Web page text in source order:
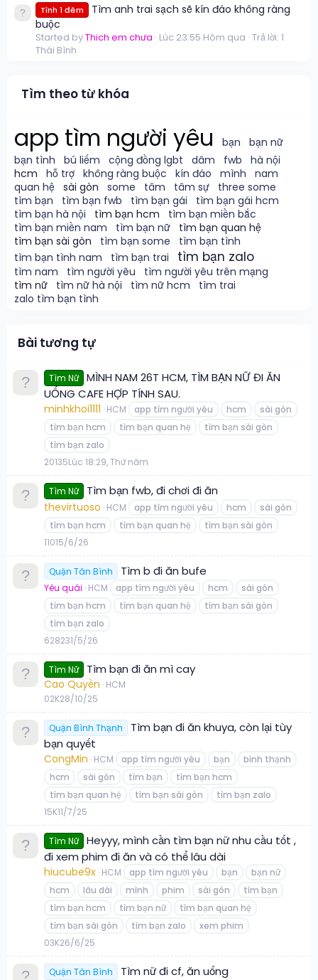
Tình 1 đêm
Tìm anh trai sạch sẽ kín đáo không ràng
buộc
Started byThich em chưa Lúc 23:55 Hôm qua Trả lời: 1
Thái Bình
Tìm theo từ khóa
app tìm người yêu bạn
bạn nữ
bạn tình
bú liếm cộng đồng lgbt dâm fwb
hà nội
hcm
hỗ trợ không ràng buộc kín đáo mình
nam
quan hệ sài gòn some tâm tâm sự
three some
tìm bạn
tìm bạn fwb tìm bạn gái
tìm bạn gái hcm
tìm bạn hà nội
tìm bạn hcm
tìm bạn miền bắc
tìm bạn miền nam
tìm bạn nữ
tìm bạn quan hệ
tìm bạn sài gòn
tìm bạn some
tìm bạn tình
tìm bạn tình nam
tìm bạn trai tìm bạn zalo
tìm nam tìm người yêu
tìm người yêu trên mạng
tìm nữ
tìm nữ hà nội tìm nữ hcm
tìm trai
zalo tìm bạn tình
Bài tương tự
Tìm Nữ
MÌNH NAM 26T HCM, TÌM BẠN NỮ ĐI ĂN
UỐNG CAFE HỢP TÍNH SAU.
minhkhoi1111 HCM app tìm người yêu hcm
sài gòn
tìm bạn hcm
tìm bạn quan hệ
tìm bạn sài gòn
tìm bạn zalo
20135Lúc 18:29, Thứ năm
Tìm Nữ Tìm bạn fwb, đi chơi đi ăn
thevirtuoso HCM app tìm người yêu hcm
sài gòn
tìm bạn hcm
tìm bạn quan hệ
tìm bạn sài gòn
11015/6/26
Quận Tân Bình Tìm b đi ăn bufe
Yêu quái HCM app tìm người yêu hcm
sài gòn
tìm bạn hcm
tìm bạn quan hệ
tìm bạn sài gòn
tìm bạn zalo
628231/5/26
Tìm Nữ Tìm bạn đi ăn mì cay
Cao Quyền HCM
02K28/10/25
Quận Bình Thạnh
Tìm bạn đi ăn khuya, còn lại tùy
bạn quyết
CongMin HCM app tìm người yêu bạn
bình thạnh
hcm
sài gòn tìm bạn
tìm bạn hcm
tìm bạn quan hệ
tìm bạn sài gòn
tìm bạn zalo
15K11/7/25
Tìm Nữ
Heyyy, mình cần tìm bạn nữ nhu cầu tốt ,
đi xem phim đi ăn và có thể lâu dài
hiucube9x HCM app tìm người yêu bạn
bạn nữ
hcm
lâu dài mình phim sài gòn
tìm bạn
tìm bạn hcm
tìm bạn nữ
tìm bạn quan hệ
tìm bạn sài gòn
tìm bạn zalo
xem phim
03K26/6/25
Quận Tân Bình Tìm nữ đi cf, ăn uống